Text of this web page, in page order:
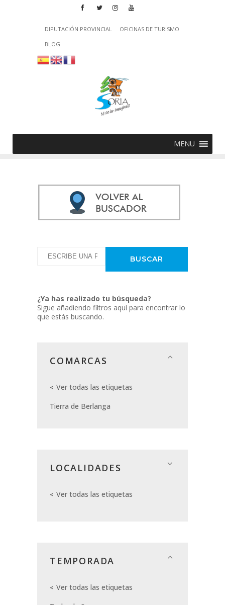
DIPUTACIÓN PROVINCIAL
OFICINAS DE TURISMO
BLOG
MENU
¿Ya has realizado tu búsqueda?
Sigue añadiendo filtros aquí para encontrar lo
que estás buscando.
COMARCAS
Ver todas las etiquetas
Tierra de Berlanga
LOCALIDADES
Ver todas las etiquetas
TEMPORADA
Ver todas las etiquetas